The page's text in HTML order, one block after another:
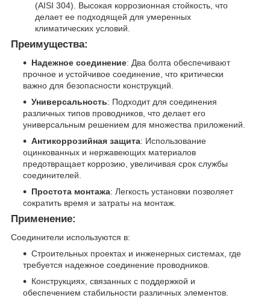
(AISI 304). Высокая коррозионная стойкость, что
делает ее подходящей для умеренных
климатических условий.
Преимущества:
Надежное соединение: Два болта обеспечивают
прочное и устойчивое соединение, что критически
важно для безопасности конструкций.
Универсальность: Подходит для соединения
различных типов проводников, что делает его
универсальным решением для множества приложений.
Антикоррозийная защита: Использование
оцинкованных и нержавеющих материалов
предотвращает коррозию, увеличивая срок службы
соединителей.
Простота монтажа: Легкость установки позволяет
сократить время и затраты на монтаж.
Применение:
Соединители используются в:
Строительных проектах и инженерных системах, где
требуется надежное соединение проводников.
Конструкциях, связанных с поддержкой и
обеспечением стабильности различных элементов.